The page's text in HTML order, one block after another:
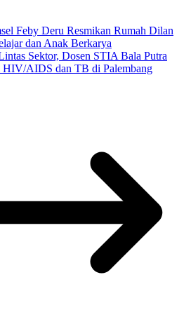
Feby Deru Resmikan Rumah Dilan
dan Anak Berkarya
Sektor, Dosen STIA Bala Putra
AIDS dan TB di Palembang